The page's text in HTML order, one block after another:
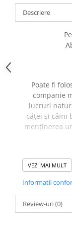
caprior
Lese, Zgarzi &
Produse Igiena si
Saltele cu efect de
Suplimente
Descriere
Poate fi
companie
lucruri
căței și câini
menținerea
pete
- Primul
VEZI MAI MULT
Informatii
Review-uri(0)